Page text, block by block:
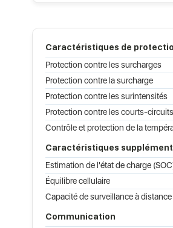
Caractéristiques de
Protection contre les surcharges
Protection contre la surcharge
Protection contre les surintensités
Protection contre les courts-circuits
Contrôle et protection de la
Caractéristiques
Estimation de l'état de charge
Équilibre cellulaire
Capacité de surveillance à distance
Communication